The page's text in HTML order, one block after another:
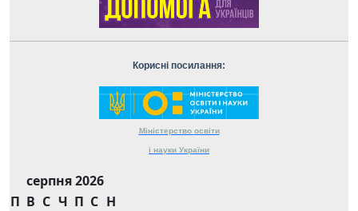
Корисні посилання:
Міністерство освіти
і науки України
серпня 2026
П В С Ч П С Н